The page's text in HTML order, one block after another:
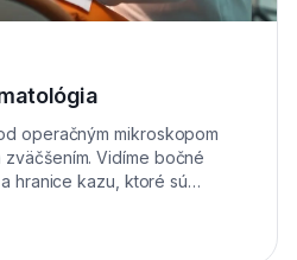
operačným mikroskopom
Vidíme bočné
hranice kazu, ktoré sú